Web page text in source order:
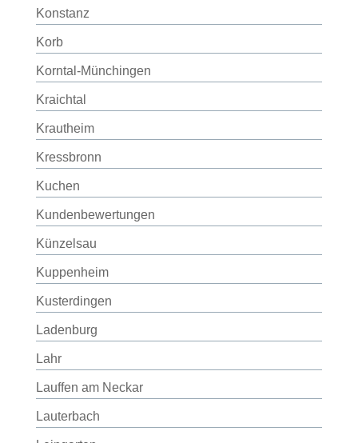
Konstanz
Korb
Korntal-Münchingen
Kraichtal
Krautheim
Kressbronn
Kuchen
Kundenbewertungen
Künzelsau
Kuppenheim
Kusterdingen
Ladenburg
Lahr
Lauffen am Neckar
Lauterbach